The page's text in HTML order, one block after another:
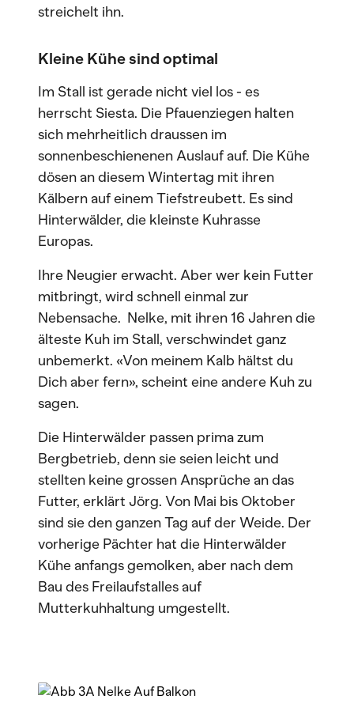
streichelt ihn.
Kleine Kühe sind optimal
Im Stall ist gerade nicht viel los - es
herrscht Siesta. Die Pfauenziegen halten
sich mehrheitlich draussen im
sonnenbeschienenen Auslauf auf. Die Kühe
dösen an diesem Wintertag mit ihren
Kälbern auf einem Tiefstreubett. Es sind
Hinterwälder, die kleinste Kuhrasse
Europas.
Ihre Neugier erwacht. Aber wer kein Futter
mitbringt, wird schnell einmal zur
Nebensache. Nelke, mit ihren 16 Jahren die
älteste Kuh im Stall, verschwindet ganz
unbemerkt. «Von meinem Kalb hältst du
Dich aber fern», scheint eine andere Kuh zu
sagen.
Die Hinterwälder passen prima zum
Bergbetrieb, denn sie seien leicht und
stellten keine grossen Ansprüche an das
Futter, erklärt Jörg. Von Mai bis Oktober
sind sie den ganzen Tag auf der Weide. Der
vorherige Pächter hat die Hinterwälder
Kühe anfangs gemolken, aber nach dem
Bau des Freilaufstalles auf
Mutterkuhhaltung umgestellt.